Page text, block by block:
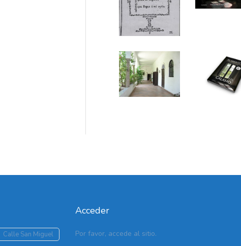
Calle San Miguel
Acceder
Por favor, accede al sitio.